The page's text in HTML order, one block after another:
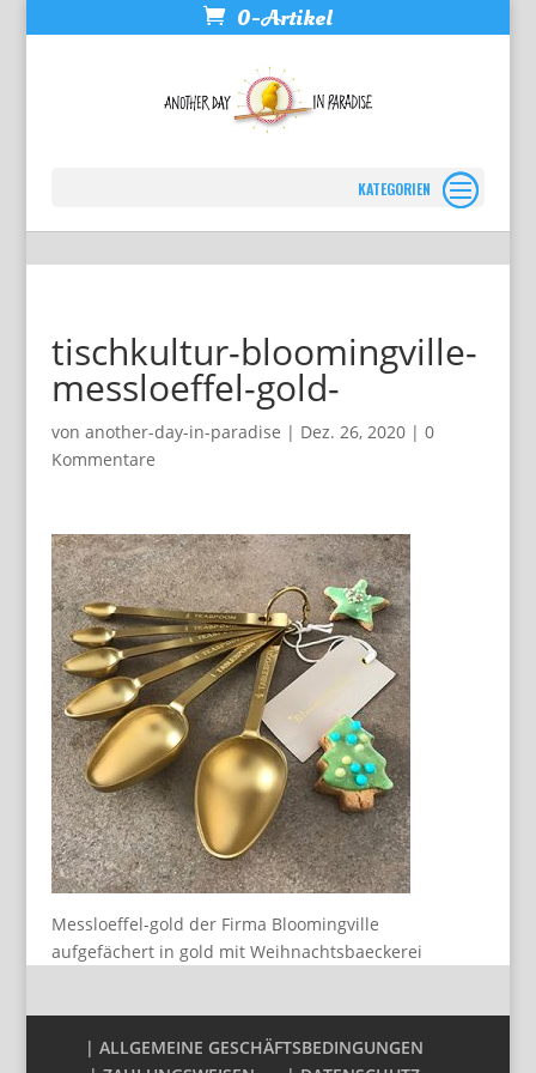
0-Artikel
tischkultur-bloomingville-
messloeffel-gold-
von another-day-in-paradise | Dez. 26, 2020| 0
Kommentare
Messloeffel-gold der Firma Bloomingville
aufgefächert in gold mit Weihnachtsbaeckerei
| ALLGEMEINE GESCHÄFTSBEDINGUNGEN